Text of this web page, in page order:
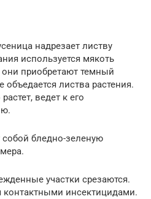
надрезает листву
используется мякоть
приобретают темный
листва растения.
ведет к его
бледно-зеленую
участки срезаются.
контактными инсектицидами.